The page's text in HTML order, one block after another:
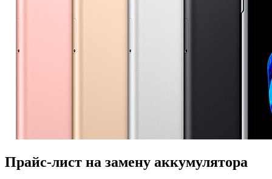
Прайс-лист на замену аккумулятора